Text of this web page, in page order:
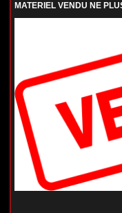
MATERIEL VENDU NE